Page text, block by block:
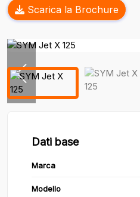
Scarica la Brochure
Dati base
Marca
Modello